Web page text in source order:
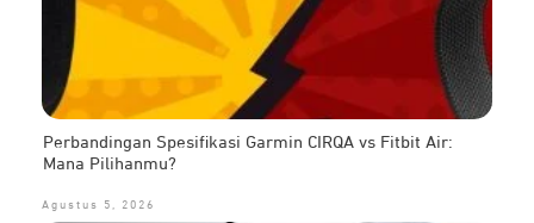
Perbandingan Spesifikasi Garmin CIRQA vs Fitbit Air:
Mana Pilihanmu?
Agustus 5, 2026